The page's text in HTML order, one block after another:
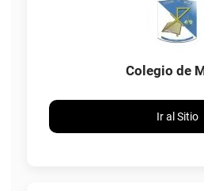
Colegio de
Ir al Sitio